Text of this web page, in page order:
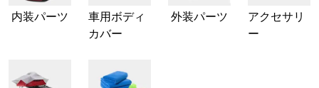
内装パーツ
車用ボディ
カバー
外装パーツ
アクセサリ
ー